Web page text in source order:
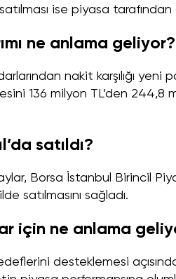
ise piyasa tarafından
ne anlama geliyor?
nakit karşılığı yeni
136 milyon TL’den 244,8
satıldı?
Borsa İstanbul Birincil
satılmasını sağladı.
için ne anlama
desteklemesi